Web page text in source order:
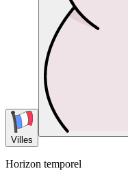
Villes
Horizon temporel